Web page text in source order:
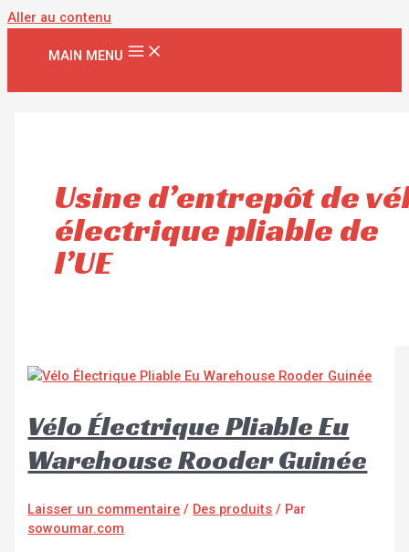
Aller au contenu
MAIN MENU
Usine d’entrepôt de
électrique pliable de
l’UE
Vélo Électrique Pliable Eu
Warehouse Rooder Guinée
Laisser un commentaire / Des produits / Par
sowoumar.com